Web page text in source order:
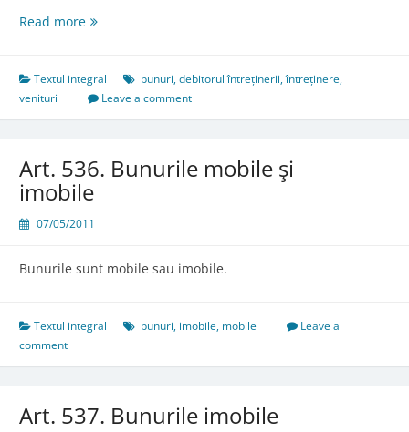
Read moreArt.
întreţinerii
Textul integral bunuri,debitorul întreținerii,întreținere,
venituri
Leave a comment
Art. 536. Bunurile mobile şi
imobile
07/05/2011
Bunurile sunt mobile sau imobile.
Textul integral bunuri, imobile, mobile
Leave a
comment
Art. 537. Bunurile imobile